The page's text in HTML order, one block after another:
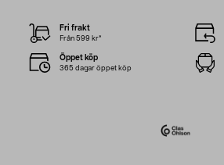
Fri frakt
Från 599 kr*
Öppet köp
365 dagar öppet köp